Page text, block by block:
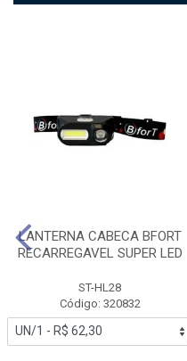
LANTERNA CABECA BFORT
RECARREGAVEL SUPER LED
ST-HL28
Código: 320832